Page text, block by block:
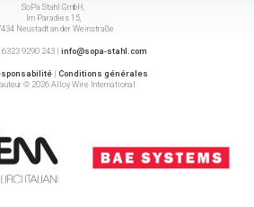
SoPa Stahl GmbH,
Im Paradies 15,
Neustadt an der Weinstraße
9290 243 | info@sopa-stahl.com
| Conditions générales
© 2026 Alloy Wire International